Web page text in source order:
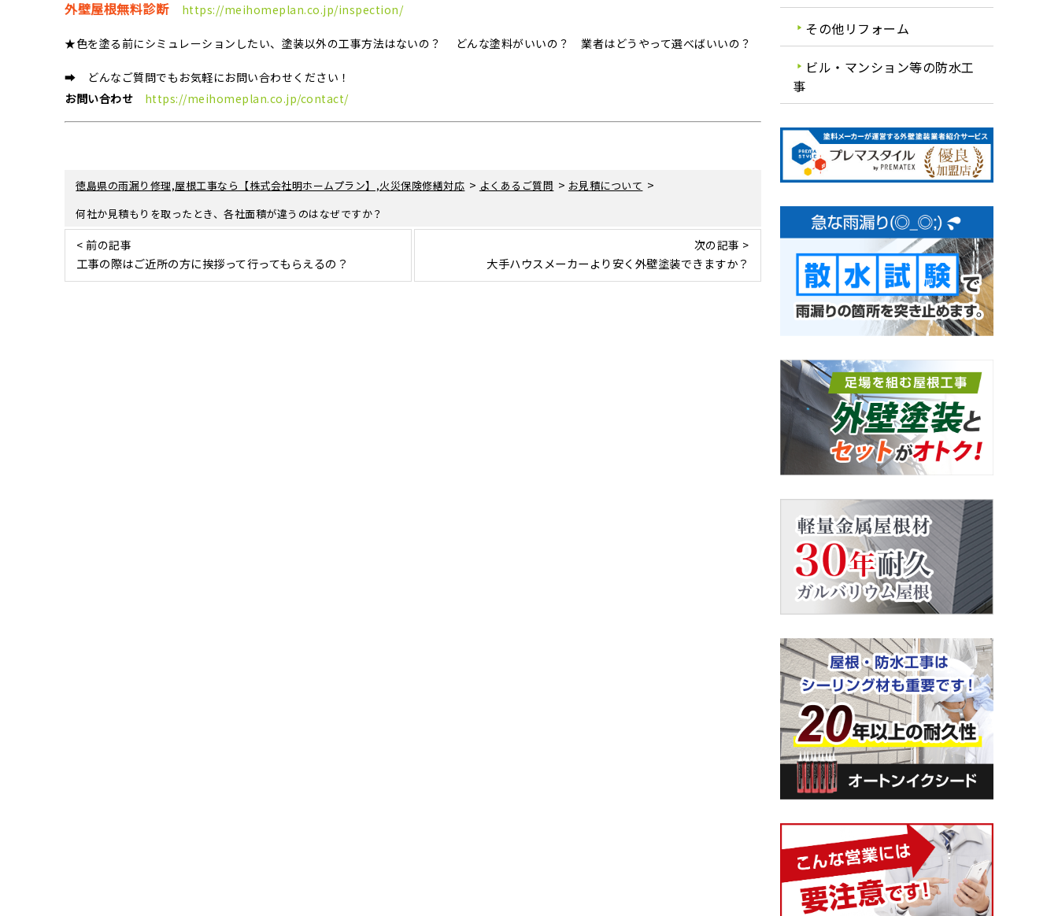
外壁屋根無料診断 https://meihomeplan.co.jp/inspection/
★色を塗る前にシミュレーションしたい、塗装以外の工事方法はないの？ どんな塗料がいいの？ 業者はどうやって選べばいいの？
➡ どんなご質問でもお気軽にお問い合わせください！
お問い合わせ
https://meihomeplan.co.jp/contact/
徳島県の雨漏り修理,屋根工事なら【株式会社明ホームプラン】,火災保険修繕対応 > よくあるご質問 > お見積について >
何社か見積もりを取ったとき、各社面積が違うのはなぜですか？
< 前の記事
工事の際はご近所の方に挨拶って行ってもらえるの？
次の記事 >
大手ハウスメーカーより安く外壁塗装できますか？
その他リフォーム
ビル・マンション等の防水工
事